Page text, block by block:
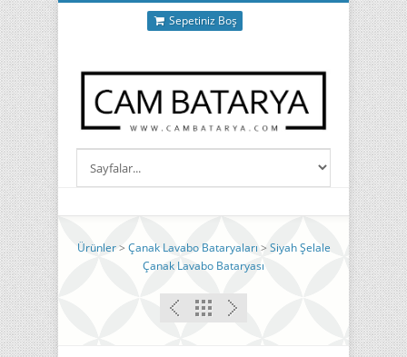
Sepetiniz Boş
Ürünler> Çanak Lavabo Bataryaları >Siyah Şelale
Çanak Lavabo Bataryası